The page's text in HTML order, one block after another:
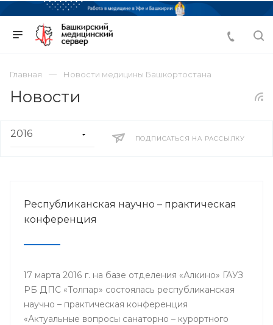
Главная Новости медицины Башкортостана
Новости
ПОДПИСАТЬСЯ НА РАССЫЛКУ
Республиканская научно – практическая
конференция
17 марта 2016 г. на базе отделения «Алкино» ГАУЗ
РБ ДПС «Толпар» состоялась республиканская
научно – практическая конференция
«Актуальные вопросы санаторно – курортного